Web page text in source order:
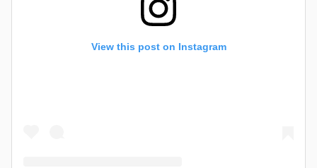
View this post on Instagram